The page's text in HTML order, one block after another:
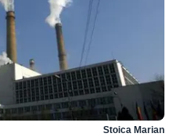
Stoica Marian